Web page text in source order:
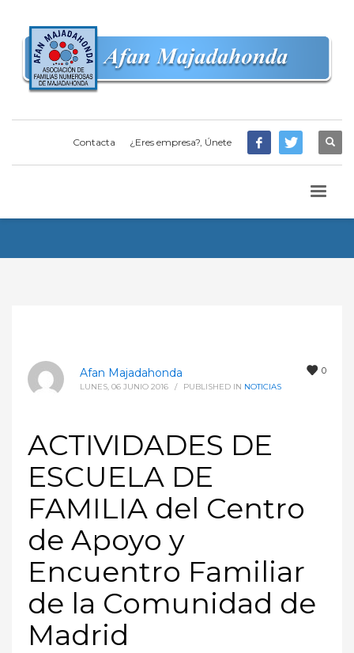
Contacta ¿Eres empresa?, Únete
0
Afan Majadahonda
LUNES, 06 JUNIO 2016 / PUBLISHED IN NOTICIAS
ACTIVIDADES DE
ESCUELA DE
FAMILIA del Centro
de Apoyo y
Encuentro Familiar
de la Comunidad de
Madrid